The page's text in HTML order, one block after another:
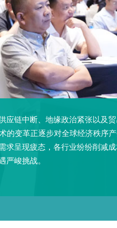
链中断、地缘政治紧张以及贸
的变革正逐步对全球经济秩序
求呈现疲态，各行业纷纷削减
严峻挑战。